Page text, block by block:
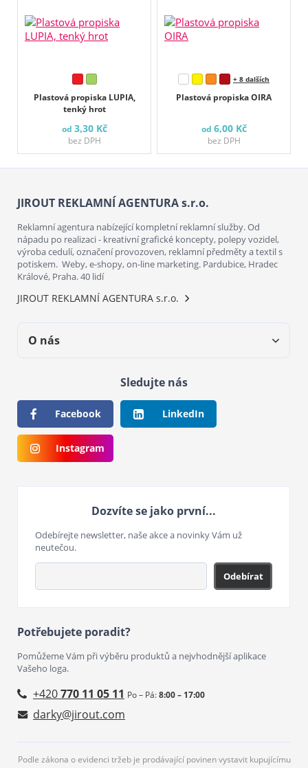
Plastová propiska LUPIA,
tenký hrot
od 3,30 Kč
bez DPH
Plastová propiska OIRA
+ 8 dalších
od 6,00 Kč
bez DPH
JIROUT REKLAMNÍ AGENTURA s.r.o.
Reklamní agentura nabízející kompletní reklamní služby. Od
nápadu po realizaci - kreativní grafické koncepty, polepy vozidel,
výroba cedulí, označení provozoven, reklamní předměty a textil s
potiskem. Weby, e-shopy, on-line marketing. Pardubice, Hradec
Králové, Praha. 40 lidí
JIROUT REKLAMNÍ AGENTURA s.r.o.
O nás
Sledujte nás
Facebook LinkedIn
Instagram
Dozvíte se jako první...
Odebírejte newsletter, naše akce a novinky Vám už
neutečou.
Odebírat
Potřebujete poradit?
Pomůžeme Vám při výběru produktů a nejvhodnější aplikace
Vašeho loga.
+420770 11 05 11 Po – Pá:8:00 – 17:00
darky@jirout.com
Podle zákona o evidenci tržeb je prodávající povinen vystavit kupujícímu